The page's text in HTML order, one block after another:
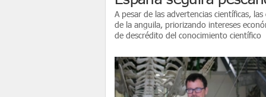
A pesar de las advertencias científicas,
de la anguila, priorizando intereses
de descrédito del conocimiento científico